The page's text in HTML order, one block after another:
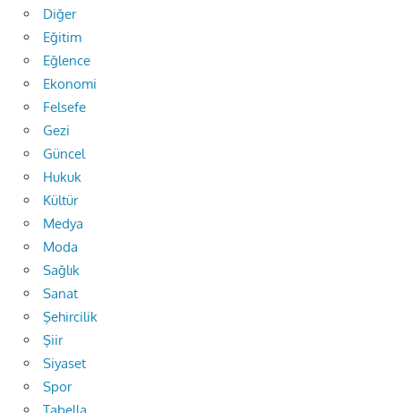
Diğer
Eğitim
Eğlence
Ekonomi
Felsefe
Gezi
Güncel
Hukuk
Kültür
Medya
Moda
Sağlık
Sanat
Şehircilik
Şiir
Siyaset
Spor